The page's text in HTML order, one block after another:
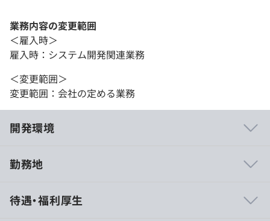
業務内容の変更範囲
＜雇入時＞
雇入時：システム開発関連業務
＜変更範囲＞
変更範囲：会社の定める業務
開発環境
考慮の上で最適なスペックを支給）
勤務地
待遇・福利厚生